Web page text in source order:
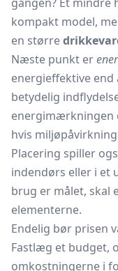
kompakt model,
en større
Næste punkt er
energieffektive end
betydelig
energimærkningen
hvis
Placering spiller
indendørs eller i et
brug er målet, skal
elementerne.
Endelig bør prisen
Fastlæg et budget,
omkostningerne i